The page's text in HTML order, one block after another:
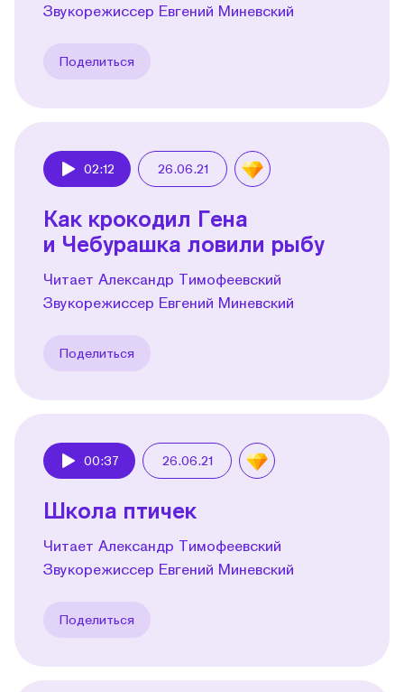
Звукорежиссер Евгений Миневский
Поделиться
02:12 26.06.21
Как крокодил Гена
и Чебурашка ловили рыбу
Читает Александр Тимофеевский
Звукорежиссер Евгений Миневский
Поделиться
00:37 26.06.21
Школа птичек
Читает Александр Тимофеевский
Звукорежиссер Евгений Миневский
Поделиться